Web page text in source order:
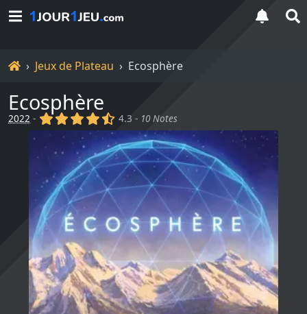
Accueil
Jeux de Plateau Ecosphère
Ecosphère
2022 - (x) (x) (x) (x) (,)
4.3 - 10 Notes